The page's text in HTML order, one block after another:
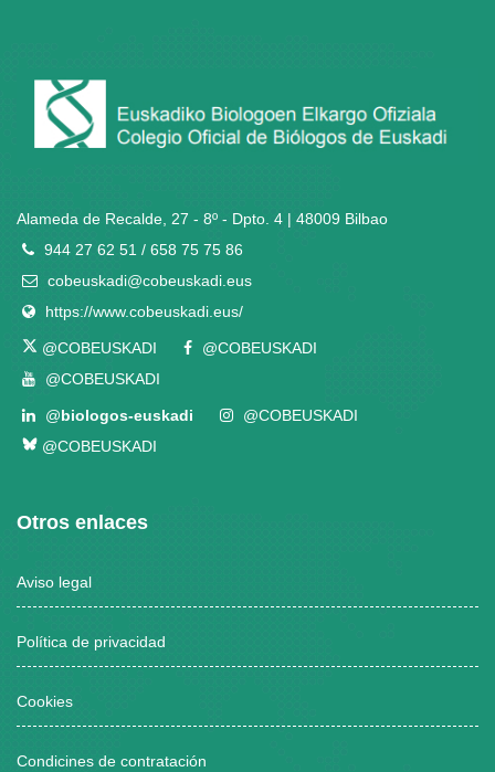
Alameda de Recalde, 27 - 8º - Dpto. 4 | 48009 Bilbao
944 27 62 51 / 658 75 75 86
cobeuskadi@cobeuskadi.eus
https://www.cobeuskadi.eus/
@COBEUSKADI
@COBEUSKADI
@COBEUSKADI
@biologos-euskadi
@COBEUSKADI
@COBEUSKADI
Otros enlaces
Aviso legal
Política de privacidad
Cookies
Condicines de contratación